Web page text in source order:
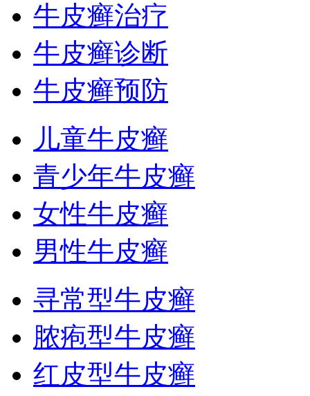
牛皮癣治疗
牛皮癣诊断
牛皮癣预防
儿童牛皮癣
青少年牛皮癣
女性牛皮癣
男性牛皮癣
寻常型牛皮癣
脓疱型牛皮癣
红皮型牛皮癣